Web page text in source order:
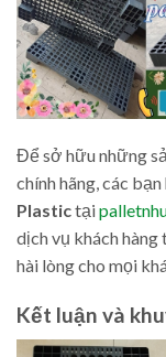
Để sở hữu những
chính hãng, các
Plastictại
dịch vụ khách
hài lòng cho mọi
Kết luận và